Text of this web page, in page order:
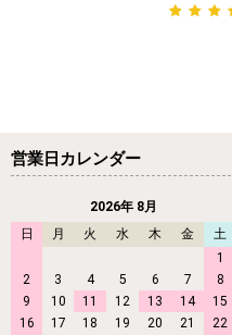
営業日カレンダー
2026年 8月
日
月 火 水 木 金
土
1
2
3 4 5 6 7
8
9
10 11 12 13 14
15
16
17 18 19 20 21
22